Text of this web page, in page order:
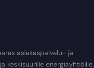
asiakaspalvelu- ja
keskisuurille energiayhtiöille.